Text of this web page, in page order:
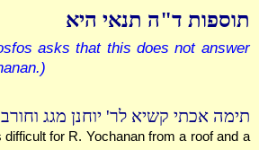
תוספות ד"ה תנאי היא
asks that this does not answer
תימה אכתי קשיא לר' יוחנן מגג
difficult for R. Yochanan from a roof and a